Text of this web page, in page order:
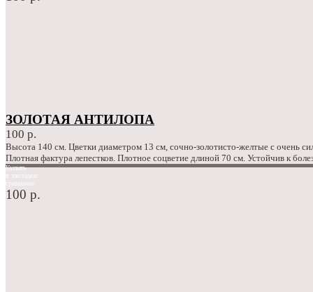
ЗОЛОТАЯ АНТИЛОПА
100 р.
Высота 140 см. Цветки диаметром 13 см, сочно-золотисто-желтые с очень
Плотная фактура лепестков. Плотное соцветие длиной 70 см. Устойчив к
Купить
100 р.